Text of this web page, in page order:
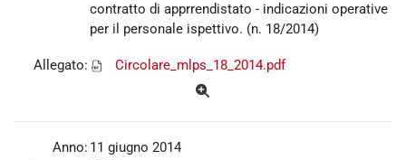
contratto di apprrendistato - indicazioni operative
per il personale ispettivo. (n. 18/2014)
Allegato: Circolare_mlps_18_2014.pdf
Anno: 11 giugno 2014